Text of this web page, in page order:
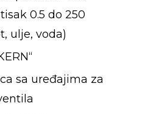
0.5 do 250
ulje, voda)
sa uređajima za